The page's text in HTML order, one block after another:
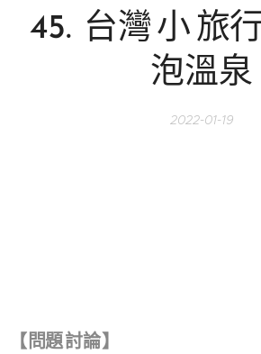
45. 台灣 小 旅
泡溫泉
2022-01-19
【 問題討論】